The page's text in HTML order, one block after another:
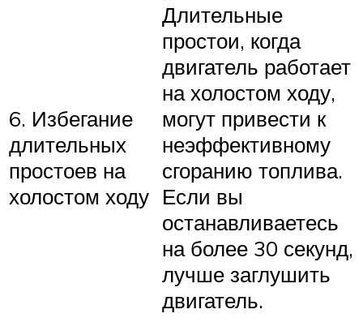
6. Избегание
длительных
простоев на
холостом ходу
Длительные
простои, когда
двигатель работает
на холостом ходу,
могут привести к
неэффективному
сгоранию топлива.
Если вы
останавливаетесь
на более 30 секунд,
лучше заглушить
двигатель.